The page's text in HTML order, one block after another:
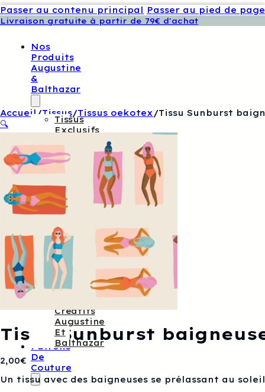
Passer au contenu principal Passer au pied de page
Livraison gratuite à partir de 79€ d'achat
Nos
Produits
Augustine
&
Balthazar
Tissus
Exclusifs
Et
Balthazar
Patrons
De
Couture
Augustine
Et
Balthazar
Boutons
Et
Étiquettes
Augustine
&
Balthazar
Créatifs
Augustine
Et
Balthazar
Patrons
De
Couture
Accueil /Tissus/Tissus oekotex/Tissu Sunburst
🔍
Tissu Sunburst
2,00€
Un tissu avec des baigneuses se prélassant au